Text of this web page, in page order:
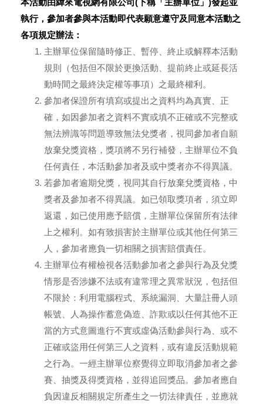
本活動由緯來電視網有限公司(下稱「主辦單位」)發起並
執行，參加者參與本活動即代表願意遵守及同意本活動之
各項規定辦法：
主辦單位保留隨時修正、暫停、終止或解釋本活動
規則（包括但不限於更換活動、提前終止或延長活
動時間之最終決定權等事項）之最終權利。
參加者保證所有填寫或提出之資料均為真實、正
確，如因參加者之資料不實或填不正確或不完整或
無法辨識等問題導致無法兌獎者，視同參加者自願
放棄兌獎資格，獎項將不另行補發，主辦單位不負
任何責任，本活動參加者及或中獎者亦不得異議。
若參加者逾期兌獎，視同其自行放棄兌獎資格，中
獎者及參加者不得異議。如已領取獎項者，須立即
返還，如已使用應予賠償，主辦單位保留所有法律
上之權利。如有致損害於主辦單位或其他任何第三
人，參加者應負一切相關之損害賠償責任。
主辦單位有權檢視各活動參加者之參與行為及兌獎
情形是否涉嫌不法或有違常理之異常狀況，包括但
不限於：利用電腦程式、系統漏洞、大量註冊人頭
帳號、人為操作蓄意偽造、詐欺或以任何其他不正
當的方式意圖進行不實或虛偽活動參與行為、或不
正確或盜用任何第三人之資料，或有違反活動規範
之行為。一經主辦單位察覺得立即取消參加者之參
賽、抽獎及得獎資格，並得追回獎品。參加者應自
負因違反相關規定所產生之一切法律責任，並應就